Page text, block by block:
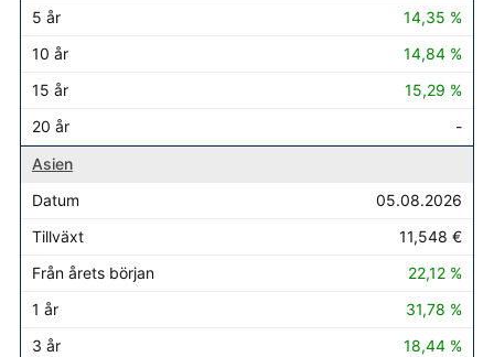
14,35 %
14,84 %
15,29 %
-
Asien
05.08.2026
11,548 €
22,12 %
31,78 %
18,44 %